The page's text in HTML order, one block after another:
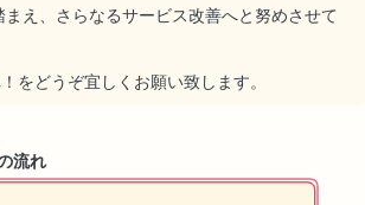
え、さらなるサービス改善へと努めさせて
をどうぞ宜しくお願い致します。
流れ